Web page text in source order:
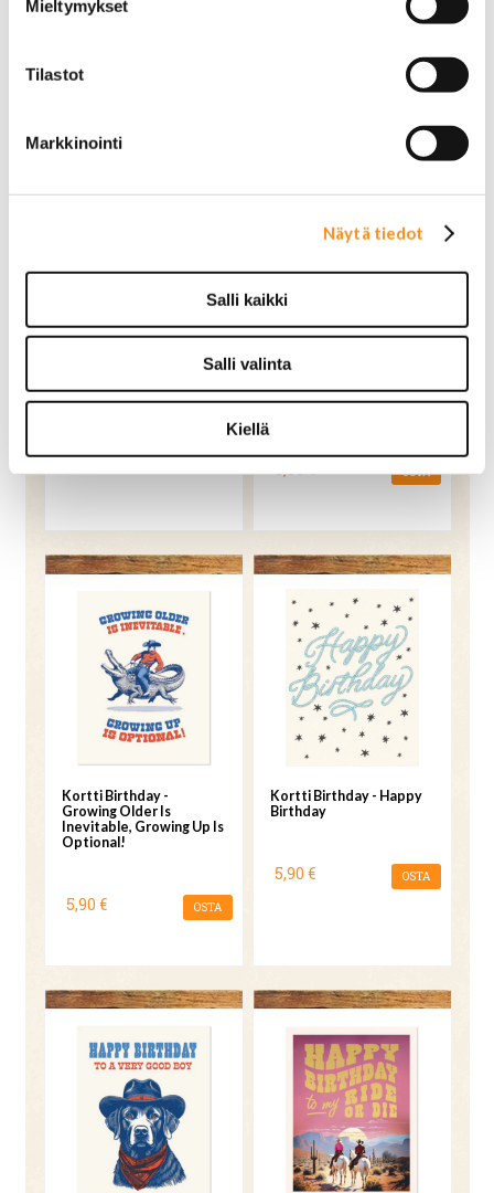
Mieltymykset
Tilastot
Markkinointi
Näytä tiedot
Salli kaikki
Salli valinta
Kiellä
Kortti Birthday - Don't
Be a Lady, Be a Legend!
5,90 € OSTA
Kortti Birthday - Forget
The Glass Slippers This
Princess Wears Boots!
5,90 € OSTA
Kortti Birthday -
Growing Older Is
Inevitable, Growing Up Is
Optional!
5,90 € OSTA
Kortti Birthday - Happy
Birthday
5,90 € OSTA